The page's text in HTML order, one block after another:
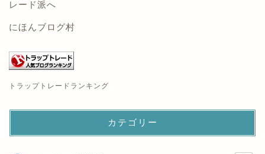
にほんブログ村
トラップトレードランキング
カテゴリー